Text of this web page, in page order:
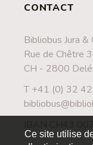
CONTACT
Bibliobus Jura &
Rue de Chêtre
CH - 2800
T +41 (0) 32
Ce site utilise